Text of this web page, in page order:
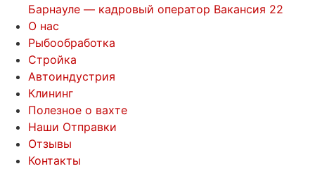
Барнауле — кадровый оператор Вакансия 22
О нас
Рыбообработка
Стройка
Автоиндустрия
Клининг
Полезное о вахте
Наши Отправки
Отзывы
Контакты